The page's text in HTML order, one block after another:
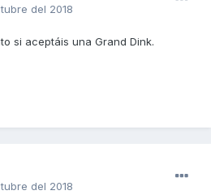
del 2018
si aceptáis una Grand Dink.
del 2018